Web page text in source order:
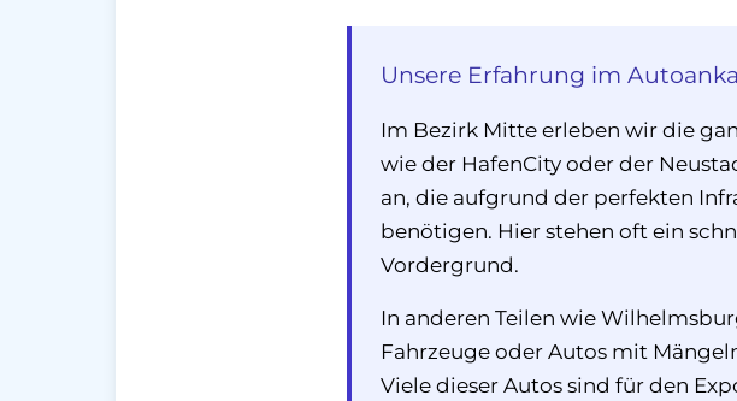
Unsere Erfahrung im
Im Bezirk Mitte erleben wir die
wie der HafenCity oder der
an, die aufgrund der perfekten
benötigen. Hier stehen oft ein
Vordergrund.
In anderen Teilen wie
Fahrzeuge oder Autos mit
Viele dieser Autos sind für den